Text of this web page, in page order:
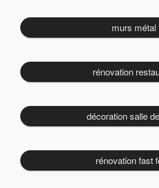
murs métal
rénovation
décoration salle
rénovation fast